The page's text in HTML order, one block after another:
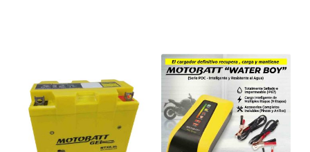
cantidad